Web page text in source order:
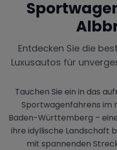
Entdecken Sie die
Luxusautos für
Tauchen Sie ein in das
Sportwagenfahrens im
Baden-Württemberg –
ihre idyllische Landschaft
mit spannenden